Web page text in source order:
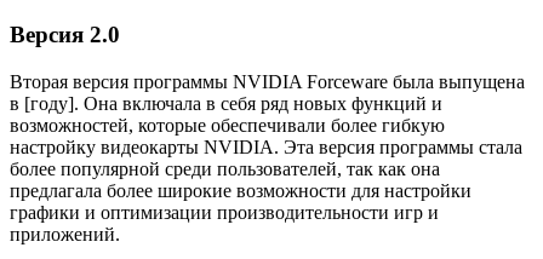
Версия 2.0
Вторая версия программы NVIDIA Forceware была выпущена
в [году]. Она включала в себя ряд новых функций и
возможностей, которые обеспечивали более гибкую
настройку видеокарты NVIDIA. Эта версия программы стала
более популярной среди пользователей, так как она
предлагала более широкие возможности для настройки
графики и оптимизации производительности игр и
приложений.